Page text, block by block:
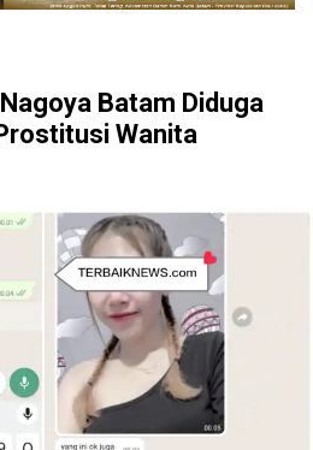
Batam Diduga
Wanita